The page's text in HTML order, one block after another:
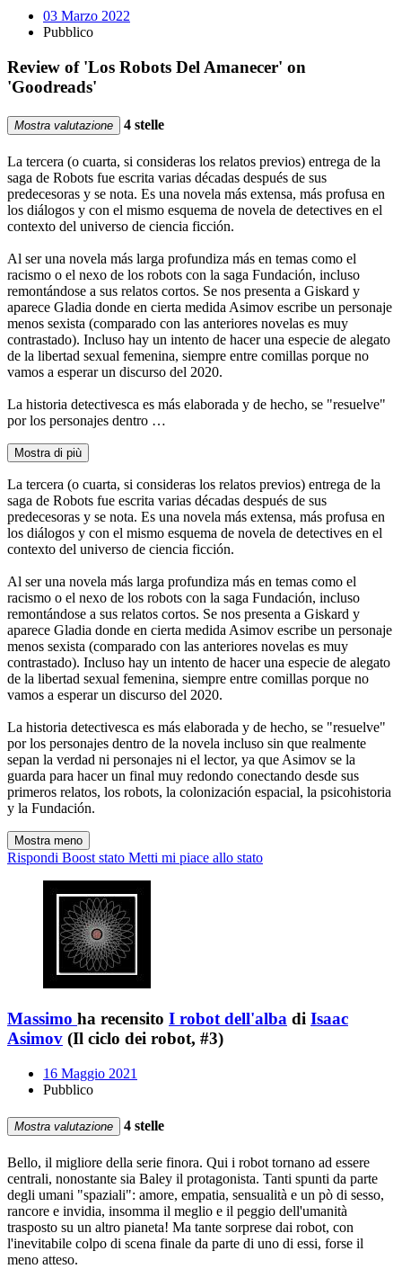
03 Marzo 2022
Pubblico
Review of 'Los Robots Del Amanecer' on
'Goodreads'
Mostra valutazione 4 stelle
La tercera (o cuarta, si consideras los relatos previos) entrega de la
saga de Robots fue escrita varias décadas después de sus
predecesoras y se nota. Es una novela más extensa, más profusa en
los diálogos y con el mismo esquema de novela de detectives en el
contexto del universo de ciencia ficción.
Al ser una novela más larga profundiza más en temas como el
racismo o el nexo de los robots con la saga Fundación, incluso
remontándose a sus relatos cortos. Se nos presenta a Giskard y
aparece Gladia donde en cierta medida Asimov escribe un personaje
menos sexista (comparado con las anteriores novelas es muy
contrastado). Incluso hay un intento de hacer una especie de alegato
de la libertad sexual femenina, siempre entre comillas porque no
vamos a esperar un discurso del 2020.
La historia detectivesca es más elaborada y de hecho, se "resuelve"
por los personajes dentro …
Mostra di più
La tercera (o cuarta, si consideras los relatos previos) entrega de la
saga de Robots fue escrita varias décadas después de sus
predecesoras y se nota. Es una novela más extensa, más profusa en
los diálogos y con el mismo esquema de novela de detectives en el
contexto del universo de ciencia ficción.
Al ser una novela más larga profundiza más en temas como el
racismo o el nexo de los robots con la saga Fundación, incluso
remontándose a sus relatos cortos. Se nos presenta a Giskard y
aparece Gladia donde en cierta medida Asimov escribe un personaje
menos sexista (comparado con las anteriores novelas es muy
contrastado). Incluso hay un intento de hacer una especie de alegato
de la libertad sexual femenina, siempre entre comillas porque no
vamos a esperar un discurso del 2020.
La historia detectivesca es más elaborada y de hecho, se "resuelve"
por los personajes dentro de la novela incluso sin que realmente
sepan la verdad ni personajes ni el lector, ya que Asimov se la
guarda para hacer un final muy redondo conectando desde sus
primeros relatos, los robots, la colonización espacial, la psicohistoria
y la Fundación.
Mostra meno
Rispondi Boost stato Metti mi piace allo stato
Massimo ha recensito I robot dell'alba di Isaac
Asimov (Il ciclo dei robot, #3)
16 Maggio 2021
Pubblico
Mostra valutazione 4 stelle
Bello, il migliore della serie finora. Qui i robot tornano ad essere
centrali, nonostante sia Baley il protagonista. Tanti spunti da parte
degli umani "spaziali": amore, empatia, sensualità e un pò di sesso,
rancore e invidia, insomma il meglio e il peggio dell'umanità
trasposto su un altro pianeta! Ma tante sorprese dai robot, con
l'inevitabile colpo di scena finale da parte di uno di essi, forse il
meno atteso.